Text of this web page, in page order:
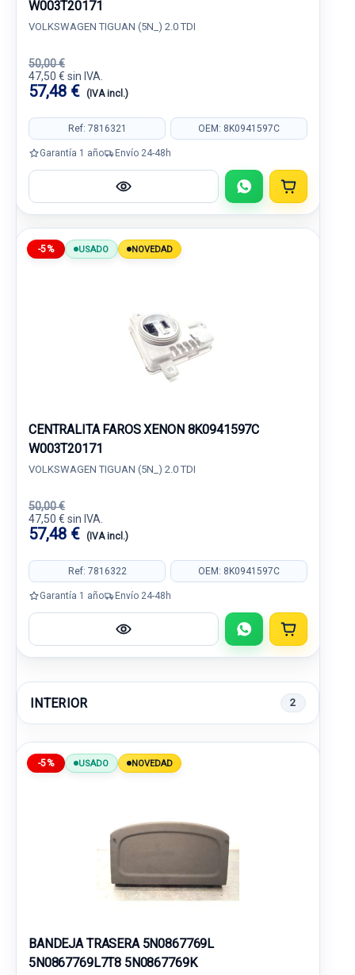
W003T20171
VOLKSWAGEN TIGUAN (5N_) 2.0 TDI
50,00 €
47,50 € sin IVA.
57,48 € (IVA incl.)
Ref: 7816321 OEM: 8K0941597C
Garantía 1 año Envío 24-48h
-5% USADO NOVEDAD
CENTRALITA FAROS XENON 8K0941597C
W003T20171
VOLKSWAGEN TIGUAN (5N_) 2.0 TDI
50,00 €
47,50 € sin IVA.
57,48 € (IVA incl.)
Ref: 7816322 OEM: 8K0941597C
Garantía 1 año Envío 24-48h
INTERIOR 2
-5% USADO NOVEDAD
BANDEJA TRASERA 5N0867769L
5N0867769L7T8 5N0867769K